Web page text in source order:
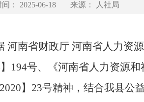
： 2025-06-18 来源： 人社局
河南省财政厅 河南省人力资
】 194号、《河南省人力资源
2020】23号精神， 结合我县公